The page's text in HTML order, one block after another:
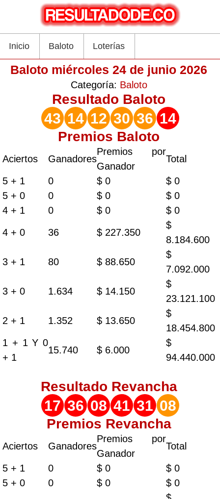
Inicio Baloto Loterías
Baloto miércoles 24 de junio 2026
Categoría: Baloto
Resultado Baloto
43 14 12 30 36 14
Premios Baloto
Aciertos Ganadores
Premios por
Ganador
Total
5 + 1 0 $ 0
$ 0
5 + 0
0 $ 0
$ 0
4 + 1
0 $ 0 $ 0
4 + 0 36 $ 227.350
$
8.184.600
3 + 1 80 $ 88.650
$
7.092.000
3 + 0 1.634 $ 14.150
$
23.121.100
2 + 1 1.352 $ 13.650
$
18.454.800
1 + 1 Y 0
+ 1
15.740 $ 6.000
$
94.440.000
Resultado Revancha
17 36 08 41 31 08
Premios Revancha
Aciertos Ganadores
Premios por
Ganador
Total
5 + 1 0 $ 0
$ 0
5 + 0
0 $ 0 $ 0